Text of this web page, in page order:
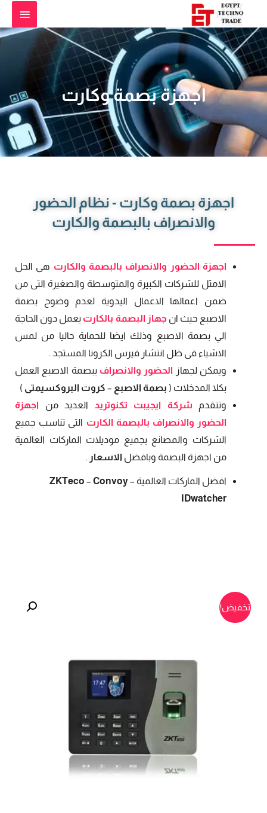
اجهزة بصمة وكارت
اجهزة بصمة وكارت - نظام الحضور
والانصراف بالبصمة والكارت
اجهزة الحضور والانصراف بالبصمة والكارت هى الحل
الامثل للشركات الكبيرة والمتوسطة والصغيرة التى من
ضمن اعمالها الاعمال اليدوية لعدم وضوح بصمة
الاصبع حيث ان جهاز البصمة بالكارت يعمل دون الحاجة
الي بصمة الاصبع وذلك ايضا للحماية حاليا من لمس
الاشياء فى ظل انتشار فيرس الكرونا المستجد .
ويمكن لجهاز الحضور والانصراف ببصمة الاصبع العمل
بكلا المدخلات ( بصمة الاصبع – كروت البروكسيمتى )
وتتقدم شركة ايجيبت تكنوتريد العديد من اجهزة
الحضور والانصراف بالبصمة الكارت التى تناسب جميع
الشركات والمصانع بجميع موديلات الماركات العالمية
من اجهزة البصمة وبافضل الاسعار .
افضل الماركات العالمية ZKTeco – Convoy–
IDwatcher
تخفيض!